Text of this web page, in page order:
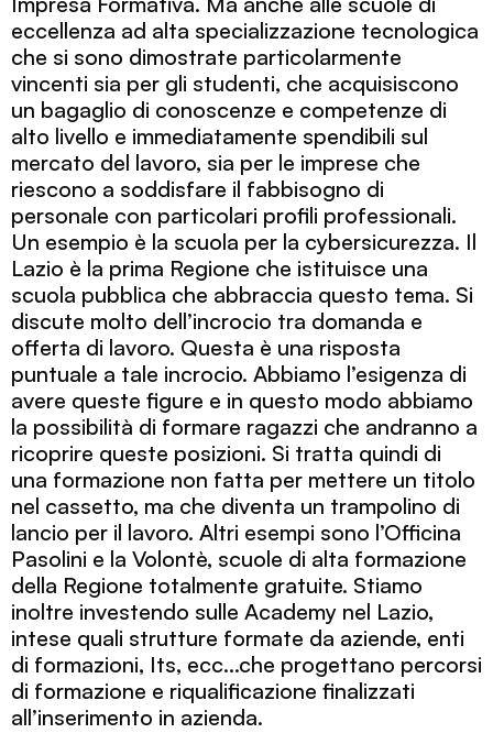
eccellenza ad alta specializzazione tecnologica
che si sono dimostrate particolarmente
vincenti sia per gli studenti, che acquisiscono
un bagaglio di conoscenze e competenze di
alto livello e immediatamente spendibili sul
mercato del lavoro, sia per le imprese che
riescono a soddisfare il fabbisogno di
personale con particolari profili professionali.
Un esempio è la scuola per la cybersicurezza. Il
Lazio è la prima Regione che istituisce una
scuola pubblica che abbraccia questo tema. Si
discute molto dell’incrocio tra domanda e
offerta di lavoro. Questa è una risposta
puntuale a tale incrocio. Abbiamo l’esigenza di
avere queste figure e in questo modo abbiamo
la possibilità di formare ragazzi che andranno a
ricoprire queste posizioni. Si tratta quindi di
una formazione non fatta per mettere un titolo
nel cassetto, ma che diventa un trampolino di
lancio per il lavoro. Altri esempi sono l’Officina
Pasolini e la Volontè, scuole di alta formazione
della Regione totalmente gratuite. Stiamo
inoltre investendo sulle Academy nel Lazio,
intese quali strutture formate da aziende, enti
di formazioni, Its, ecc…che progettano percorsi
di formazione e riqualificazione finalizzati
all’inserimento in azienda.